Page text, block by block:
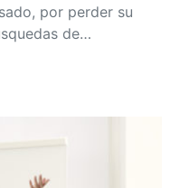
por perder su
de…